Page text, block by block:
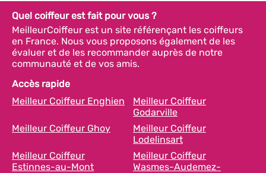
Quel coiffeur est fait pour vous ?
MeilleurCoiffeur est un site référençant les coiffeurs
en France. Nous vous proposons également de les
évaluer et de les recommander auprès de notre
communauté et de vos amis.
Accès rapide
Meilleur Coiffeur Enghien
Meilleur Coiffeur
Godarville
Meilleur Coiffeur Ghoy
Meilleur Coiffeur
Lodelinsart
Meilleur Coiffeur
Estinnes-au-Mont
Meilleur Coiffeur
Wasmes-Audemez-